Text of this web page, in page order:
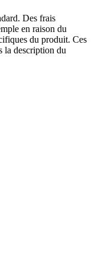
Des frais
en raison du
du produit. Ces
la description du